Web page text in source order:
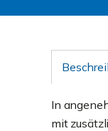
In
mit